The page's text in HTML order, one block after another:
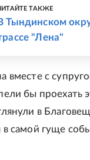
ТАКЖЕ
Тындинском
"Лена"
вместе с
бы проехать
в
в самой гуще